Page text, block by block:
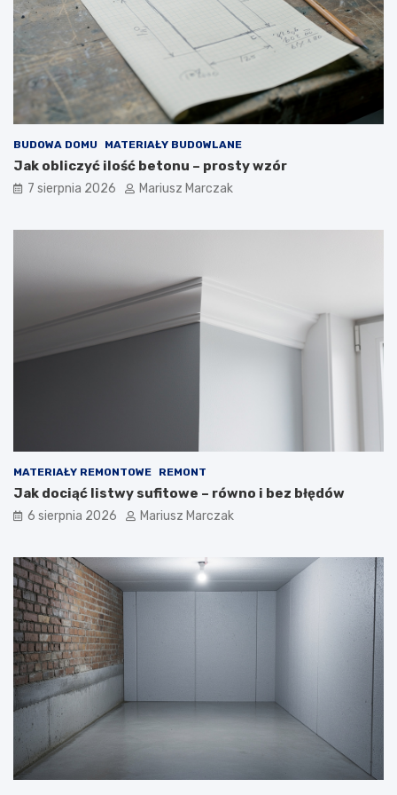
j
a
k
t
o
r
b
i
ć
a
k
d
o
t
g
p
o
d
ś
BUDOWA DOMU MATERIAŁY BUDOWLANE
Jak obliczyć ilość betonu – prosty wzór
7 sierpnia 2026 Mariusz Marczak
MATERIAŁY REMONTOWE REMONT
Jak dociąć listwy sufitowe – równo i bez błędów
6 sierpnia 2026 Mariusz Marczak